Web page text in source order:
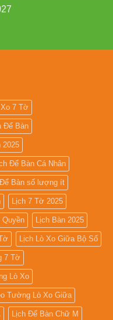
7 Tờ
Để Bàn
2025
Để Bàn Cá Nhân
Để Bàn số lượng ít
Lịch 7 Tờ 2025
Lịch Bàn 2025
Lịch Lò Xo Giữa Bộ Số
7 Tờ
Lò Xo
Tường Lò Xo Giữa
Lịch Để Bàn Chữ M